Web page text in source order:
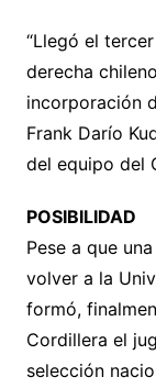
“Llegó el
derecha
incorporación
Frank Darío
del equipo del
POSIBILIDAD
Pese a que
volver a la
formó,
Cordillera el
selección